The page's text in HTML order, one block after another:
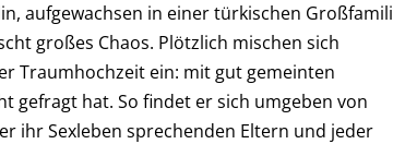
aufgewachsen in einer türkischen
großes Chaos. Plötzlich mischen sich
Traumhochzeit ein: mit gut gemeinten
gefragt hat. So findet er sich umgeben von
ihr Sexleben sprechenden Eltern und jeder